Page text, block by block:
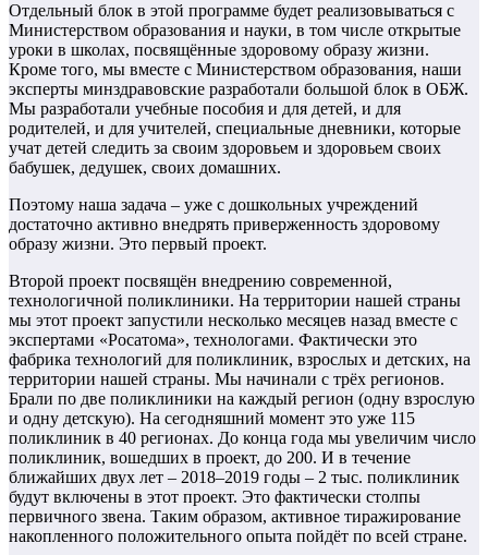
Отдельный блок в этой программе будет реализовываться с
Министерством образования и науки, в том числе открытые
уроки в школах, посвящённые здоровому образу жизни.
Кроме того, мы вместе с Министерством образования, наши
эксперты минздравовские разработали большой блок в ОБЖ.
Мы разработали учебные пособия и для детей, и для
родителей, и для учителей, специальные дневники, которые
учат детей следить за своим здоровьем и здоровьем своих
бабушек, дедушек, своих домашних.
Поэтому наша задача – уже с дошкольных учреждений
достаточно активно внедрять приверженность здоровому
образу жизни. Это первый проект.
Второй проект посвящён внедрению современной,
технологичной поликлиники. На территории нашей страны
мы этот проект запустили несколько месяцев назад вместе с
экспертами «Росатома», технологами. Фактически это
фабрика технологий для поликлиник, взрослых и детских, на
территории нашей страны. Мы начинали с трёх регионов.
Брали по две поликлиники на каждый регион (одну взрослую
и одну детскую). На сегодняшний момент это уже 115
поликлиник в 40 регионах. До конца года мы увеличим число
поликлиник, вошедших в проект, до 200. И в течение
ближайших двух лет – 2018–2019 годы – 2 тыс. поликлиник
будут включены в этот проект. Это фактически столпы
первичного звена. Таким образом, активное тиражирование
накопленного положительного опыта пойдёт по всей стране.